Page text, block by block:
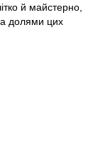
й майстерно,
долями цих